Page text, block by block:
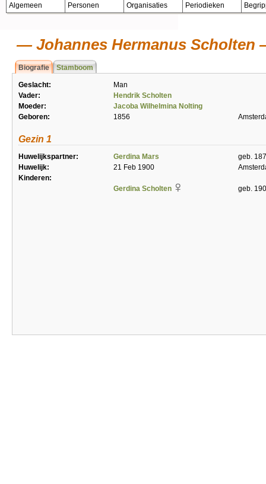
Algemeen Personen Organisaties Periodieken
Johannes Hermanus Scholten
Biografie Stamboom
Geslacht:
Man
Vader:
Hendrik Scholten
Moeder:
Jacoba Wilhelmina Nolting
Geboren:
1856
Gezin 1
Huwelijkspartner: Gerdina Mars
geb.
Huwelijk:
21 Feb 1900
Kinderen:
Gerdina Scholten
geb.